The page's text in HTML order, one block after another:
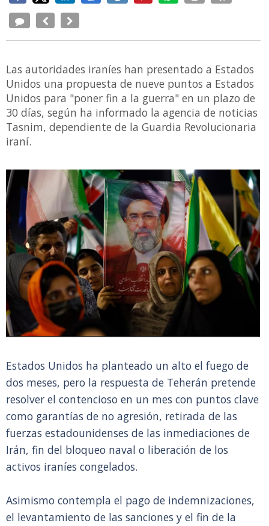
Las autoridades iraníes han presentado a Estados
Unidos una propuesta de nueve puntos a Estados
Unidos para "poner fin a la guerra" en un plazo de
30 días, según ha informado la agencia de noticias
Tasnim, dependiente de la Guardia Revolucionaria
iraní.
Estados Unidos ha planteado un alto el fuego de
dos meses, pero la respuesta de Teherán pretende
resolver el contencioso en un mes con puntos clave
como garantías de no agresión, retirada de las
fuerzas estadounidenses de las inmediaciones de
Irán, fin del bloqueo naval o liberación de los
activos iraníes congelados.
Asimismo contempla el pago de indemnizaciones,
el levantamiento de las sanciones y el fin de la